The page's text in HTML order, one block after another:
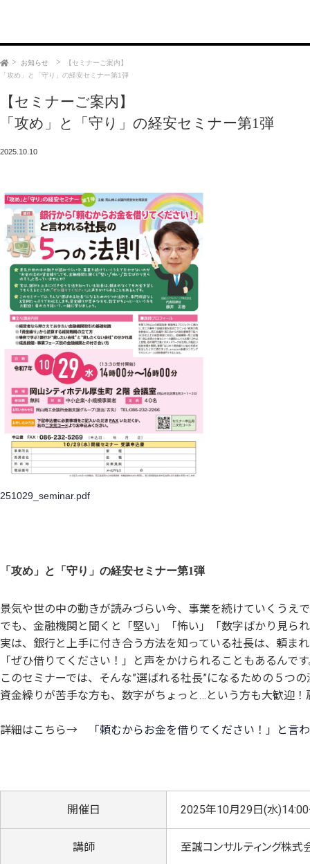
ホーム
お知らせ
【セミナーご案内】
「攻め」と「守り」の経安セミナー第1弾
【セミナーご案内】
「攻め」と「守り」の経安セミナー第1弾
2025.10.10
251029_seminar.pdf
「攻め」と「守り」の経安セミナー第1弾
景気や世の中の動きが読みづらい今、事業を続けていくうえ
でも、金融機関と聞くと「堅い」「怖い」「数字ばかり見ら
実は、銀行と上手に付き合う方法を知っている社長は、頼ま
「ぜひ借りてください！」と声をかけられることもあるんで
このセミナーでは、そんな”選ばれる社長”になるための５つ
資金繰りが苦手な方も、数字がちょっと…という方も大歓迎
詳細はこちら→ 「頼むからお金を借りてください！」と言
開催日 2025年10月29日(水
講師 至誠コンサルティング